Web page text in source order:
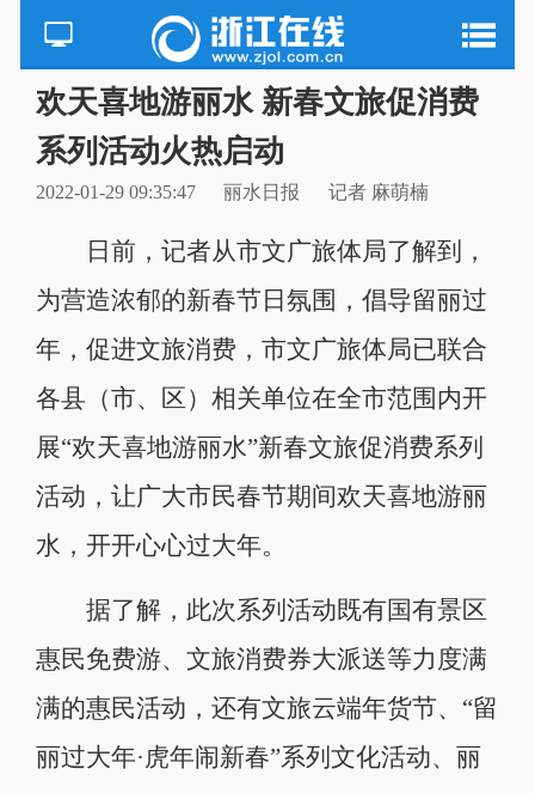
欢天喜地游丽水 新春文旅促消费
系列活动火热启动
2022-01-29 09:35:47 丽水日报 记者 麻萌楠
日前，记者从市文广旅体局了解到，
为营造浓郁的新春节日氛围，倡导留丽过
年，促进文旅消费，市文广旅体局已联合
各县（市、区）相关单位在全市范围内开
展“欢天喜地游丽水”新春文旅促消费系列
活动，让广大市民春节期间欢天喜地游丽
水，开开心心过大年。
据了解，此次系列活动既有国有景区
惠民免费游、文旅消费券大派送等力度满
满的惠民活动，还有文旅云端年货节、“留
丽过大年·虎年闹新春”系列文化活动、丽